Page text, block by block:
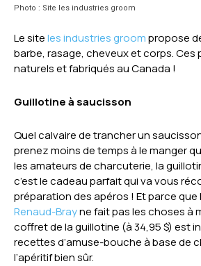
Photo : Site les industries groom
Le siteles industries groompropose
barbe, rasage, cheveux et corps.
naturels et fabriqués au Canada !
Guillotine à saucisson
Quel calvaire de trancher un
prenez moins de temps à le manger
les amateurs de charcuterie, la
c’est le cadeau parfait qui va vous
préparation des apéros ! Et parce
Renaud-Brayne fait pas les choses à
coffret de la guillotine (à 34,95 $) est
recettes d’amuse-bouche à base de
l’apéritif bien sûr.